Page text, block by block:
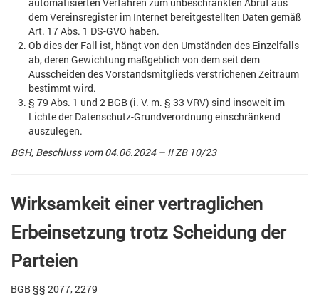
dem Vereinsregister im Internet bereitgestellten Daten gemäß
Art. 17 Abs. 1 DS-GVO haben.
Ob dies der Fall ist, hängt von den Umständen des Einzelfalls
ab, deren Gewichtung maßgeblich von dem seit dem
Ausscheiden des Vorstandsmitglieds verstrichenen Zeitraum
bestimmt wird.
§ 79 Abs. 1 und 2 BGB (i. V. m. § 33 VRV) sind insoweit im
Lichte der Datenschutz-Grundverordnung einschränkend
auszulegen.
BGH, Beschluss vom 04.06.2024 – II ZB 10/23
Wirksamkeit einer vertraglichen
Erbeinsetzung trotz Scheidung der
Parteien
BGB §§ 2077, 2279